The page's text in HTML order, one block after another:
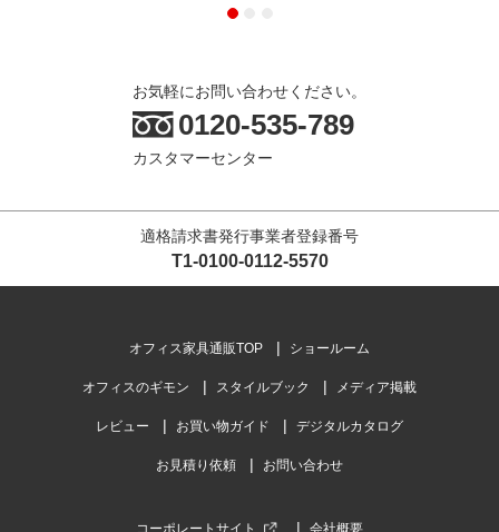
お気軽にお問い合わせください。
0120-535-789
カスタマーセンター
適格請求書発行事業者登録番号
T1-0100-0112-5570
オフィス家具通販TOP ショールーム
オフィスのギモン スタイルブック メディア掲載
レビュー お買い物ガイド デジタルカタログ
お見積り依頼 お問い合わせ
コーポレートサイト 会社概要